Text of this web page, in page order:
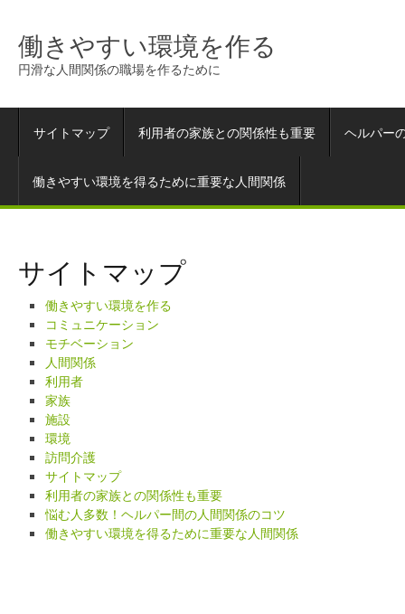
働きやすい環境を作る
円滑な人間関係の職場を作るために
サイトマップ 利用者の家族との関係性も重要 ヘルパー
働きやすい環境を得るために重要な人間関係
サイトマップ
働きやすい環境を作る
コミュニケーション
モチベーション
人間関係
利用者
家族
施設
環境
訪問介護
サイトマップ
利用者の家族との関係性も重要
悩む人多数！ヘルパー間の人間関係のコツ
働きやすい環境を得るために重要な人間関係